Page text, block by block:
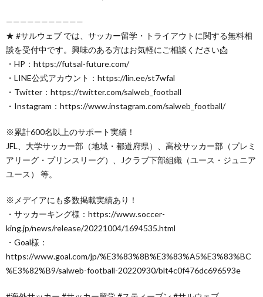
———————————
★ #サルウェブ では、サッカー留学・トライアウトに関する無料相
談を受付中です。興味のある方はお気軽にご相談ください📩
・HP：https://futsal-future.com/
・LINE公式アカウント：https://lin.ee/st7wfal
・Twitter：https://twitter.com/salweb_football
・Instagram：https://www.instagram.com/salweb_football/
※累計600名以上のサポート実績！
JFL、大学サッカー部（地域・都道府県）、高校サッカー部（プレミ
アリーグ・プリンスリーグ）、Jクラブ下部組織（ユース・ジュニア
ユース） 等。
※メデイアにも多数掲載実績あり！
・サッカーキング様：https://www.soccer-
king.jp/news/release/20221004/1694535.html
・Goal様：
https://www.goal.com/jp/%E3%83%8B%E3%83%A5%E3%83%BC
%E3%82%B9/salweb-football-20220930/blt4c0f476dc696593e